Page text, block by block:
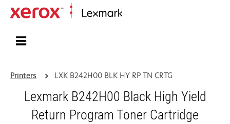
Printers LXK B242H00 BLK HY RP TN CRTG
Lexmark B242H00 Black High Yield
Return Program Toner Cartridge